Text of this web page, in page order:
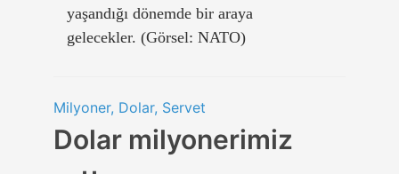
yaşandığı dönemde bir araya
gelecekler. (Görsel: NATO)
Milyoner, Dolar, Servet
Dolar milyonerimiz